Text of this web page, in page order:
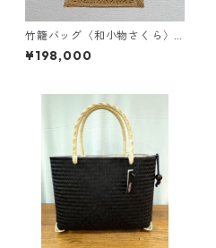
竹籠バッグ〈和小物さくら〉S
KB-6
¥198,000